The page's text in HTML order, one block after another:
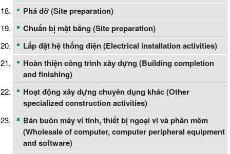
Phá dỡ (Site preparation)
Chuẩn bị mặt bằng (Site preparation)
Lắp đặt hệ thống điện (Electrical installation activities)
Hoàn thiện công trình xây dựng (Building completion
and finishing)
Hoạt động xây dựng chuyên dụng khác (Other
specialized construction activities)
Bán buôn máy vi tính, thiết bị ngoại vi và phần mềm
(Wholesale of computer, computer peripheral equipment
and software)